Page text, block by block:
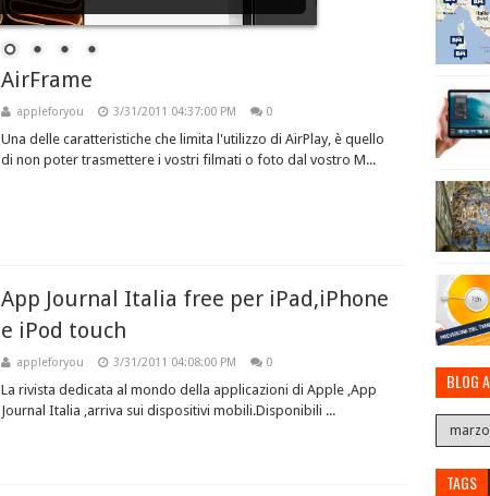
AirFrame
appleforyou 3/31/2011 04:37:00 PM 0
Una delle caratteristiche che limita l'utilizzo di AirPlay, è quello
di non poter trasmettere i vostri filmati o foto dal vostro M...
App Journal Italia free per iPad,iPhone
e iPod touch
appleforyou 3/31/2011 04:08:00 PM 0
La rivista dedicata al mondo della applicazioni di Apple ,App
Journal Italia ,arriva sui dispositivi mobili.Disponibili ...
BLOG
TAGS